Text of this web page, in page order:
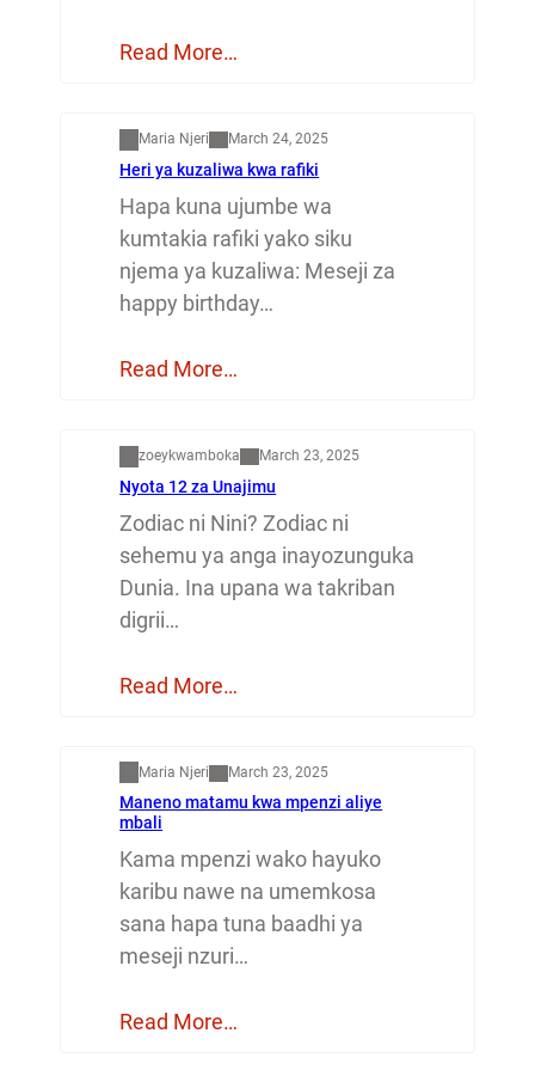
Read More…
Maria Njeri March 24, 2025
Heri ya kuzaliwa kwa rafiki
Hapa kuna ujumbe wa
kumtakia rafiki yako siku
njema ya kuzaliwa: Meseji za
happy birthday…
Read More…
zoeykwamboka March 23, 2025
Nyota 12 za Unajimu
Zodiac ni Nini? Zodiac ni
sehemu ya anga inayozunguka
Dunia. Ina upana wa takriban
digrii…
Read More…
Maria Njeri March 23, 2025
Maneno matamu kwa mpenzi aliye
mbali
Kama mpenzi wako hayuko
karibu nawe na umemkosa
sana hapa tuna baadhi ya
meseji nzuri…
Read More…